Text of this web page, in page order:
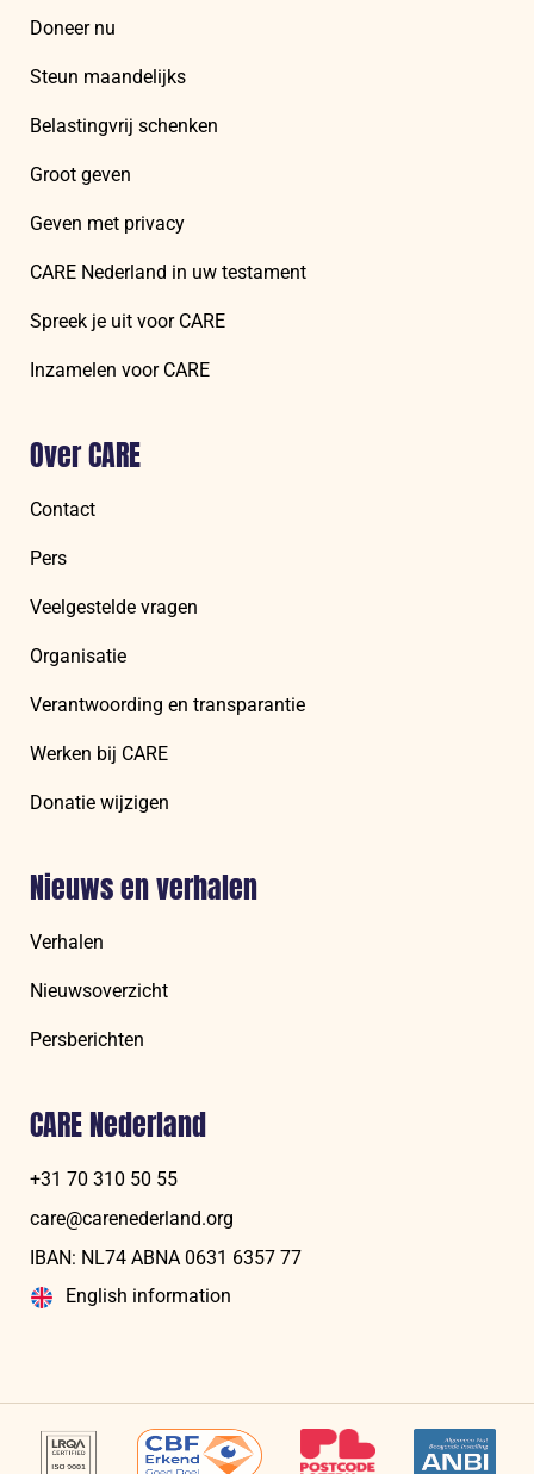
Doneer nu
Steun maandelijks
Belastingvrij schenken
Groot geven
Geven met privacy
CARE Nederland in uw testament
Spreek je uit voor CARE
Inzamelen voor CARE
Over CARE
Contact
Pers
Veelgestelde vragen
Organisatie
Verantwoording en transparantie
Werken bij CARE
Donatie wijzigen
Nieuws en verhalen
Verhalen
Nieuwsoverzicht
Persberichten
CARE Nederland
+31 70 310 50 55
care@carenederland.org
IBAN: NL74 ABNA 06‍31 6‍357‍ 77
English information